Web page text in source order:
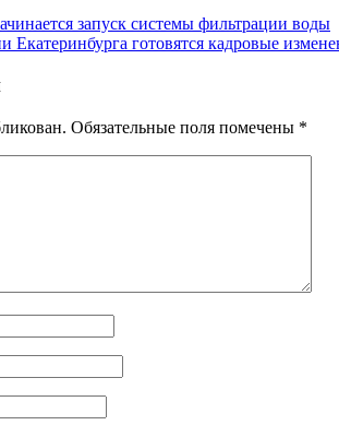
запуск системы фильтрации воды
готовятся кадровые
Обязательные поля помечены *